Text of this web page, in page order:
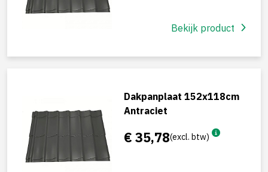
Bekijk product
Dakpanplaat 152x118cm
Antraciet
€ 35,78(excl. btw)